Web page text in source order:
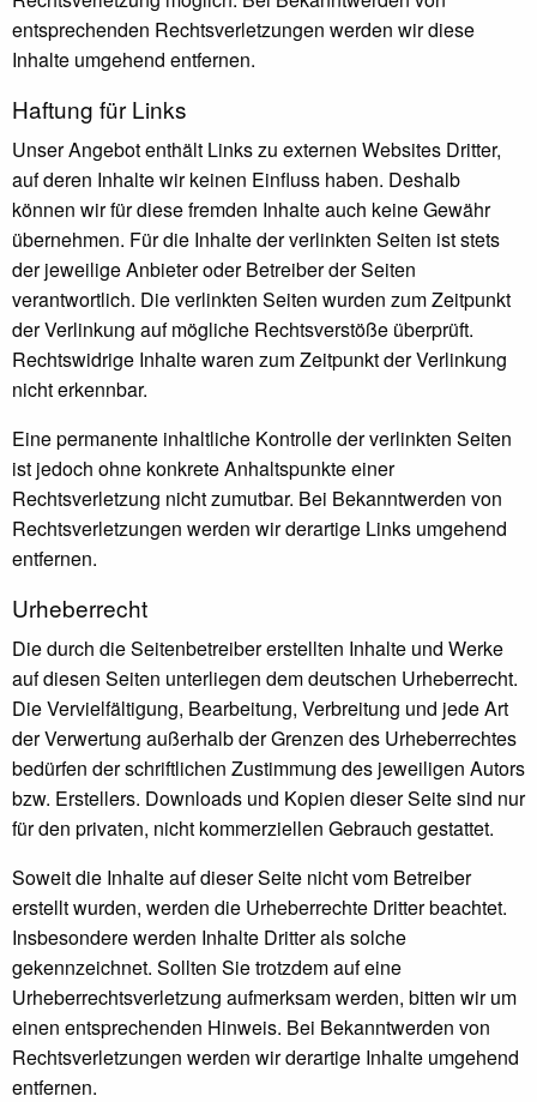
entsprechenden Rechtsverletzungen werden wir diese
Inhalte umgehend entfernen.
Haftung für Links
Unser Angebot enthält Links zu externen Websites Dritter,
auf deren Inhalte wir keinen Einfluss haben. Deshalb
können wir für diese fremden Inhalte auch keine Gewähr
übernehmen. Für die Inhalte der verlinkten Seiten ist stets
der jeweilige Anbieter oder Betreiber der Seiten
verantwortlich. Die verlinkten Seiten wurden zum Zeitpunkt
der Verlinkung auf mögliche Rechtsverstöße überprüft.
Rechtswidrige Inhalte waren zum Zeitpunkt der Verlinkung
nicht erkennbar.
Eine permanente inhaltliche Kontrolle der verlinkten Seiten
ist jedoch ohne konkrete Anhaltspunkte einer
Rechtsverletzung nicht zumutbar. Bei Bekanntwerden von
Rechtsverletzungen werden wir derartige Links umgehend
entfernen.
Urheberrecht
Die durch die Seitenbetreiber erstellten Inhalte und Werke
auf diesen Seiten unterliegen dem deutschen Urheberrecht.
Die Vervielfältigung, Bearbeitung, Verbreitung und jede Art
der Verwertung außerhalb der Grenzen des Urheberrechtes
bedürfen der schriftlichen Zustimmung des jeweiligen Autors
bzw. Erstellers. Downloads und Kopien dieser Seite sind nur
für den privaten, nicht kommerziellen Gebrauch gestattet.
Soweit die Inhalte auf dieser Seite nicht vom Betreiber
erstellt wurden, werden die Urheberrechte Dritter beachtet.
Insbesondere werden Inhalte Dritter als solche
gekennzeichnet. Sollten Sie trotzdem auf eine
Urheberrechtsverletzung aufmerksam werden, bitten wir um
einen entsprechenden Hinweis. Bei Bekanntwerden von
Rechtsverletzungen werden wir derartige Inhalte umgehend
entfernen.